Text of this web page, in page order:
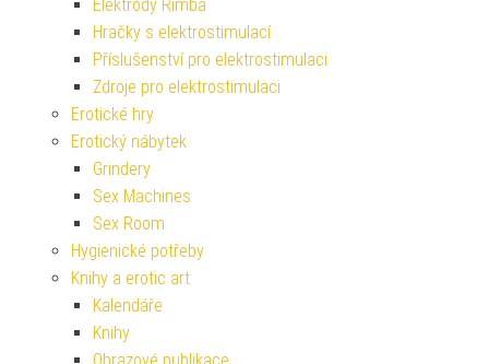
Elektrody Rimba
Hračky s elektrostimulací
Příslušenství pro elektrostimulaci
Zdroje pro elektrostimulaci
Erotické hry
Erotický nábytek
Grindery
Sex Machines
Sex Room
Hygienické potřeby
Knihy a erotic art
Kalendáře
Knihy